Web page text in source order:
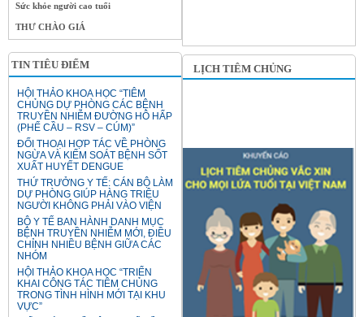
Sức khỏe người cao tuổi
THƯ CHÀO GIÁ
TIN TIÊU ĐIỂM
HỘI THẢO KHOA HỌC “TIÊM
CHỦNG DỰ PHÒNG CÁC BỆNH
TRUYỀN NHIỄM ĐƯỜNG HÔ HẤP
(PHẾ CẦU – RSV – CÚM)”
ĐỐI THOẠI HỢP TÁC VỀ PHÒNG
NGỪA VÀ KIỂM SOÁT BỆNH SỐT
XUẤT HUYẾT DENGUE
THỨ TRƯỞNG Y TẾ: CÁN BỘ LÀM
DỰ PHÒNG GIÚP HÀNG TRIỆU
NGƯỜI KHÔNG PHẢI VÀO VIỆN
BỘ Y TẾ BAN HÀNH DANH MỤC
BỆNH TRUYỀN NHIỄM MỚI, ĐIỀU
CHỈNH NHIỀU BỆNH GIỮA CÁC
NHÓM
HỘI THẢO KHOA HỌC “TRIỂN
KHAI CÔNG TÁC TIÊM CHỦNG
TRONG TÌNH HÌNH MỚI TẠI KHU
VỰC”
LỊCH TIÊM CHỦNG